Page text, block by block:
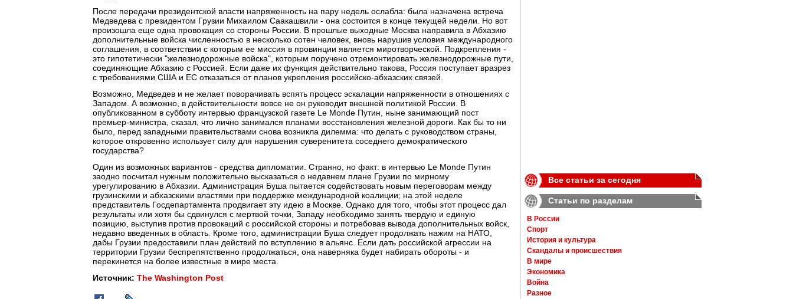
После передачи президентской власти напряженность на пару недель ослабла: была назначена встреча
Медведева с президентом Грузии Михаилом Саакашвили - она состоится в конце текущей недели. Но вот
произошла еще одна провокация со стороны России. В прошлые выходные Москва направила в Абхазию
дополнительные войска численностью в несколько сотен человек, вновь нарушив условия международного
соглашения, в соответствии с которым ее миссия в провинции является миротворческой. Подкрепления -
это гипотетически "железнодорожные войска", которым поручено отремонтировать железнодорожные пути,
соединяющие Абхазию с Россией. Если даже их функция действительно такова, Россия поступает вразрез
с требованиями США и ЕС отказаться от планов укрепления российско-абхазских связей.
Возможно, Медведев и не желает поворачивать вспять процесс эскалации напряженности в отношениях с
Западом. А возможно, в действительности вовсе не он руководит внешней политикой России. В
опубликованном в субботу интервью французской газете Le Monde Путин, ныне занимающий пост
премьер-министра, сказал, что лично занимался планами восстановления железной дороги. Как бы то ни
было, перед западными правительствами снова возникла дилемма: что делать с руководством страны,
которое откровенно использует силу для нарушения суверенитета соседнего демократического
государства?
Один из возможных вариантов - средства дипломатии. Странно, но факт: в интервью Le Monde Путин
заодно посчитал нужным положительно высказаться о недавнем плане Грузии по мирному
урегулированию в Абхазии. Администрация Буша пытается содействовать новым переговорам между
грузинскими и абхазскими властями при поддержке международной коалиции; на этой неделе
представитель Госдепартамента продвигает эту идею в Москве. Однако для того, чтобы этот процесс дал
результаты или хотя бы сдвинулся с мертвой точки, Западу необходимо занять твердую и единую
позицию, выступив против провокаций с российской стороны и потребовав вывода дополнительных войск,
недавно введенных в область. Кроме того, администрации Буша следует продолжать нажим на НАТО,
дабы Грузии предоставили план действий по вступлению в альянс. Если дать российской агрессии на
территории Грузии беспрепятственно продолжаться, она наверняка будет набирать обороты - и
перекинется на более известные в мире места.
Источник: The Washington Post
Все статьи за сегодня
Статьи по разделам
В России
Спорт
История и культура
Скандалы и происшествия
В мире
Экономика
Война
Разное